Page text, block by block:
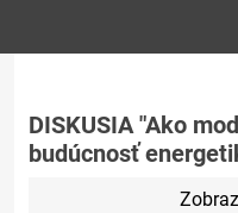
DISKUSIA "Ako
budúcnosť